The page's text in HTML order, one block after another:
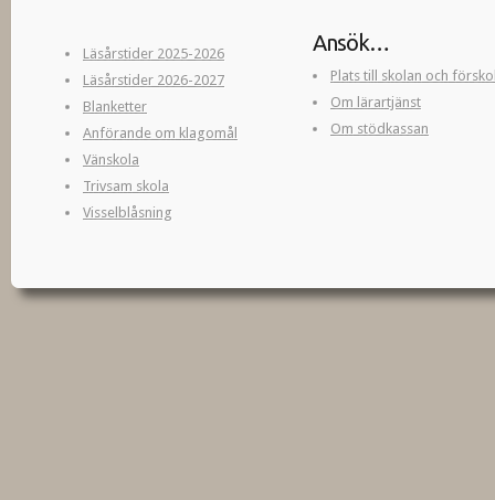
Läsårstider 2025-2026
Läsårstider 2026-2027
Blanketter
Anförande om klagomål
Vänskola
Trivsam skola
Visselblåsning
Ansök…
Plats till skolan och
Om lärartjänst
Om stödkassan